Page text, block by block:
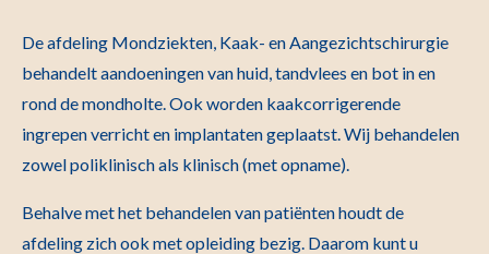
De afdeling Mondziekten, Kaak- en Aangezichtschirurgie
behandelt aandoeningen van huid, tandvlees en bot in en
rond de mondholte. Ook worden kaakcorrigerende
ingrepen verricht en implantaten geplaatst. Wij behandelen
zowel poliklinisch als klinisch (met opname).
Behalve met het behandelen van patiënten houdt de
afdeling zich ook met opleiding bezig. Daarom kunt u